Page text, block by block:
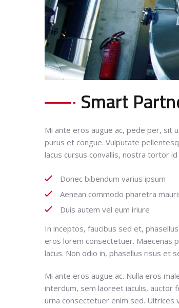
Smart
Mi ante eros augue ac, pede per, sit
purus et congue. Vulputate
lacus cursus convallis, nostra tortor
Donec bibendum varius ipsum
Aenean commodo pharetra
Duis autem vel eum iriure
In inceptos, faucibus sed et,
eros lorem consectetuer. Maecenas
lacus. Non odio in, phasellus risus et
Mi ante eros augue ac. Nulla eros
interdum, sem laoreet iaculis, auctor
urna consectetuer enim sed. Ultrices